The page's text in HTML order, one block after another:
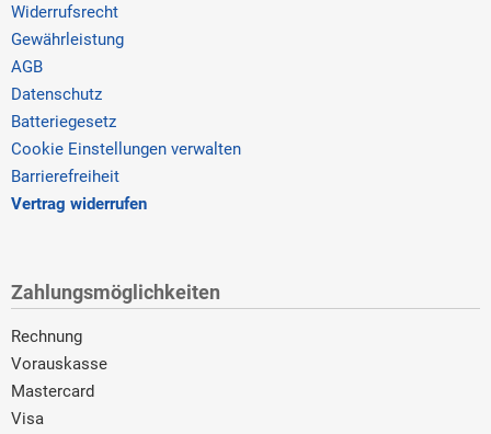
Widerrufsrecht
Gewährleistung
AGB
Datenschutz
Batteriegesetz
Cookie Einstellungen verwalten
Barrierefreiheit
Vertrag widerrufen
Zahlungsmöglichkeiten
Rechnung
Vorauskasse
Mastercard
Visa